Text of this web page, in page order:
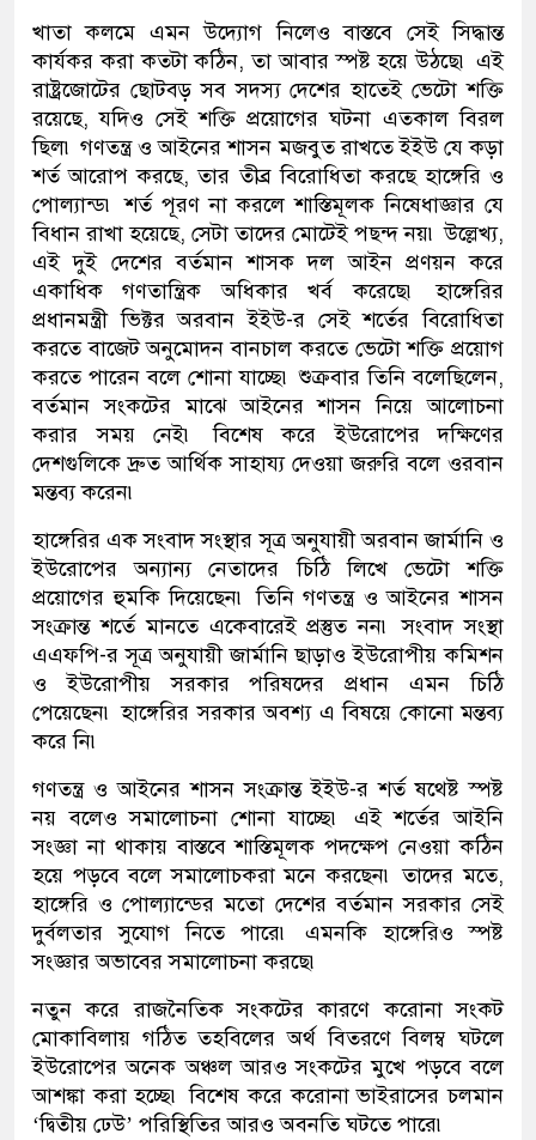
খাতা কলমে এমন উদ্যোগ নিলেও বাস্তবে সেই সিদ্ধান্ত
কার্যকর করা কতটা কঠিন, তা আবার স্পষ্ট হয়ে উঠছে৷ এই
রাষ্ট্রজোটের ছোটবড় সব সদস্য দেশের হাতেই ভেটো শক্তি
রয়েছে, যদিও সেই শক্তি প্রয়োগের ঘটনা এতকাল বিরল
ছিল৷ গণতন্ত্র ও আইনের শাসন মজবুত রাখতে ইইউ যে কড়া
শর্ত আরোপ করছে, তার তীব্র বিরোধিতা করছে হাঙ্গেরি ও
পোল্যান্ড৷ শর্ত পূরণ না করলে শাস্তিমূলক নিষেধাজ্ঞার যে
বিধান রাখা হয়েছে, সেটা তাদের মোটেই পছন্দ নয়৷ উল্লেখ্য,
এই দুই দেশের বর্তমান শাসক দল আইন প্রণয়ন করে
একাধিক গণতান্ত্রিক অধিকার খর্ব করেছে৷ হাঙ্গেরির
প্রধানমন্ত্রী ভিক্টর অরবান ইইউ-র সেই শর্তের বিরোধিতা
করতে বাজেট অনুমোদন বানচাল করতে ভেটো শক্তি প্রয়োগ
করতে পারেন বলে শোনা যাচ্ছে৷ শুক্রবার তিনি বলেছিলেন,
বর্তমান সংকটের মাঝে আইনের শাসন নিয়ে আলোচনা
করার সময় নেই৷ বিশেষ করে ইউরোপের দক্ষিণের
দেশগুলিকে দ্রুত আর্থিক সাহায্য দেওয়া জরুরি বলে ওরবান
মন্তব্য করেন৷
হাঙ্গেরির এক সংবাদ সংস্থার সূত্র অনুযায়ী অরবান জার্মানি ও
ইউরোপের অন্যান্য নেতাদের চিঠি লিখে ভেটো শক্তি
প্রয়োগের হুমকি দিয়েছেন৷ তিনি গণতন্ত্র ও আইনের শাসন
সংক্রান্ত শর্তে মানতে একেবারেই প্রস্তুত নন৷ সংবাদ সংস্থা
এএফপি-র সূত্র অনুযায়ী জার্মানি ছাড়াও ইউরোপীয় কমিশন
ও ইউরোপীয় সরকার পরিষদের প্রধান এমন চিঠি
পেয়েছেন৷ হাঙ্গেরির সরকার অবশ্য এ বিষয়ে কোনো মন্তব্য
করে নি৷
গণতন্ত্র ও আইনের শাসন সংক্রান্ত ইইউ-র শর্ত ষথেষ্ট স্পষ্ট
নয় বলেও সমালোচনা শোনা যাচ্ছে৷ এই শর্তের আইনি
সংজ্ঞা না থাকায় বাস্তবে শাস্তিমূলক পদক্ষেপ নেওয়া কঠিন
হয়ে পড়বে বলে সমালোচকরা মনে করছেন৷ তাদের মতে,
হাঙ্গেরি ও পোল্যান্ডের মতো দেশের বর্তমান সরকার সেই
দুর্বলতার সুযোগ নিতে পারে৷ এমনকি হাঙ্গেরিও স্পষ্ট
সংজ্ঞার অভাবের সমালোচনা করছে৷
নতুন করে রাজনৈতিক সংকটের কারণে করোনা সংকট
মোকাবিলায় গঠিত তহবিলের অর্থ বিতরণে বিলম্ব ঘটলে
ইউরোপের অনেক অঞ্চল আরও সংকটের মুখে পড়বে বলে
আশঙ্কা করা হচ্ছে৷ বিশেষ করে করোনা ভাইরাসের চলমান
‘দ্বিতীয় ঢেউ’ পরিস্থিতির আরও অবনতি ঘটতে পারে৷